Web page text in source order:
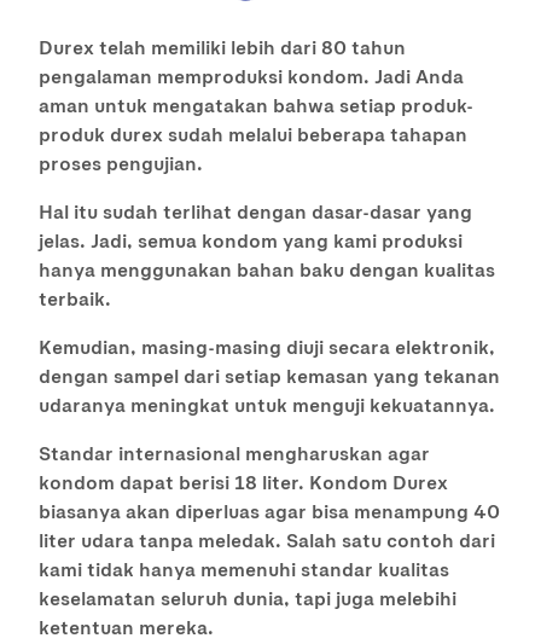
Durex telah memiliki lebih dari 80 tahun
pengalaman memproduksi kondom. Jadi Anda
aman untuk mengatakan bahwa setiap produk-
produk durex sudah melalui beberapa tahapan
proses pengujian.
Hal itu sudah terlihat dengan dasar-dasar yang
jelas. Jadi, semua kondom yang kami produksi
hanya menggunakan bahan baku dengan kualitas
terbaik.
Kemudian, masing-masing diuji secara elektronik,
dengan sampel dari setiap kemasan yang tekanan
udaranya meningkat untuk menguji kekuatannya.
Standar internasional mengharuskan agar
kondom dapat berisi 18 liter. Kondom Durex
biasanya akan diperluas agar bisa menampung 40
liter udara tanpa meledak. Salah satu contoh dari
kami tidak hanya memenuhi standar kualitas
keselamatan seluruh dunia, tapi juga melebihi
ketentuan mereka.